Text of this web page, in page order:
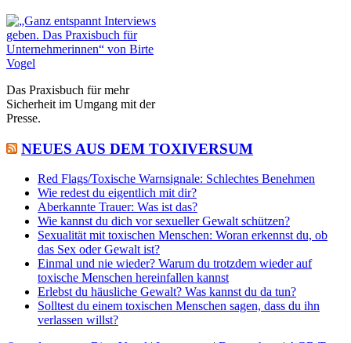
Das Praxisbuch für mehr
Sicherheit im Umgang mit der
Presse.
NEUES AUS DEM TOXIVERSUM
Red Flags/Toxische Warnsignale: Schlechtes Benehmen
Wie redest du eigentlich mit dir?
Aberkannte Trauer: Was ist das?
Wie kannst du dich vor sexueller Gewalt schützen?
Sexualität mit toxischen Menschen: Woran erkennst du, ob
das Sex oder Gewalt ist?
Einmal und nie wieder? Warum du trotzdem wieder auf
toxische Menschen hereinfallen kannst
Erlebst du häusliche Gewalt? Was kannst du da tun?
Solltest du einem toxischen Menschen sagen, dass du ihn
verlassen willst?